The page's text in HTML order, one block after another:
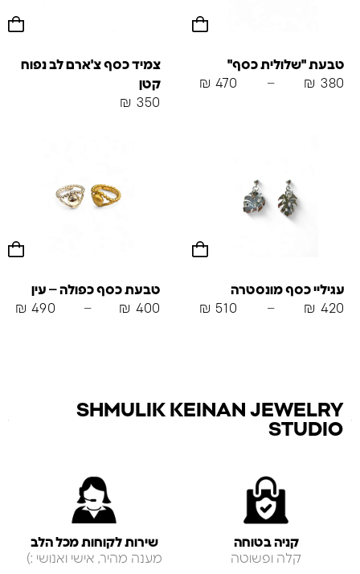
טבעת "שלולית כסף"
₪ 380
–
₪ 470
צמיד כסף צ'ארם לב נפוח
קטן
₪ 350
עגיליי כסף מונסטרה
₪ 420
–
₪ 510
טבעת כסף כפולה – עין
₪ 400
–
₪ 490
SHMULIK KEINAN JEWELRY
STUDIO
קניה בטוחה
קלה ופשוטה
שירות לקוחות מכל הלב
מענה מהיר, אישי ואנושי :)